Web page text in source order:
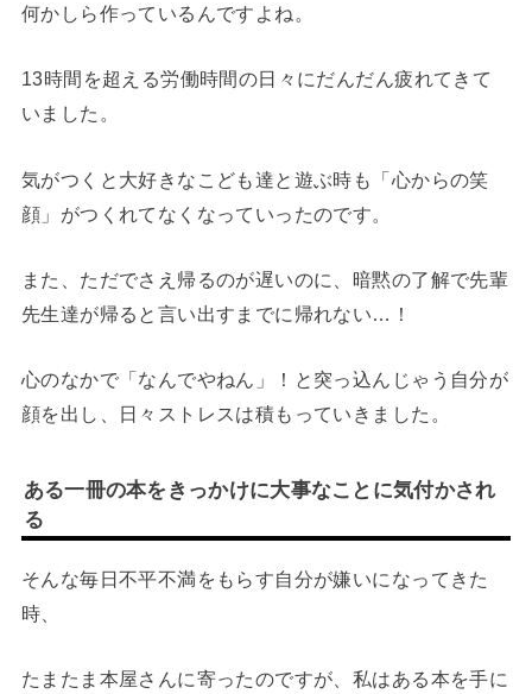
何かしら作っているんですよね。
13時間を超える労働時間の日々にだんだん疲れてきて
いました。
気がつくと大好きなこども達と遊ぶ時も「心からの笑
顔」がつくれてなくなっていったのです。
また、ただでさえ帰るのが遅いのに、暗黙の了解で先輩
先生達が帰ると言い出すまでに帰れない…！
心のなかで「なんでやねん」！と突っ込んじゃう自分が
顔を出し、日々ストレスは積もっていきました。
ある一冊の本をきっかけに大事なことに気付かされ
る
そんな毎日不平不満をもらす自分が嫌いになってきた
時、
たまたま本屋さんに寄ったのですが、私はある本を手に